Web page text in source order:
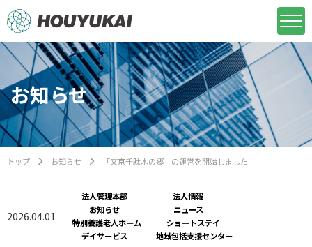
お知らせ
トップ お知らせ 「文京千駄木の郷」の運営を開始しました
2026.04.01
法人管理本部
法人情報
お知らせ
ニュース
特別養護老人ホーム
ショートステイ
デイサービス
地域包括支援センター